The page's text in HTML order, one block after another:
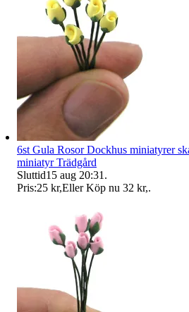
6st Gula Rosor Dockhus miniatyrer
miniatyr Trädgård
Sluttid15 aug 20:31 .
Pris:25 kr,Eller Köp nu 32 kr,.